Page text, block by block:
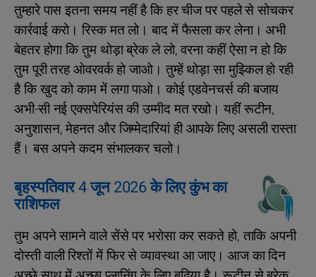
तुम्हारे पास इतना समय नहीं है कि हर चीज पर पहले से सोचकर
कार्रवाई करो। रिस्क मत लो। बाद में फैसला कर लेना। अभी
बेहतर होगा कि तुम थोड़ा ब्रेक ले लो, वरना कहीं ऐसा न हो कि
तुम पूरी तरह ओवरवर्क हो जाओ। तुम्हें थोड़ा सा मुझ्‍किल हो रही
है कि खुद को काम में लगा पाओ। कोई एडवेनचर्स की बजाय
अभी-सी नई एक्सपेरियंस की उम्मीद मत रखो। यहीं रूटीन,
अनुशासन, मेहनत और जिम्मेदारियां ही आपके लिए असली रास्ता
हैं। बस अपने कदम संभालकर चलो।
बृहस्पतिवार 4 जून 2026 के लिए कुंभ का
राशिफल
तुम अपने सामने वाले सेंसे पर भरोसा कर सकते हो, ताकि अपनी
दोस्ती वाली रिश्तों में फिर से व्यावस्था आ जाए। आज का दिन